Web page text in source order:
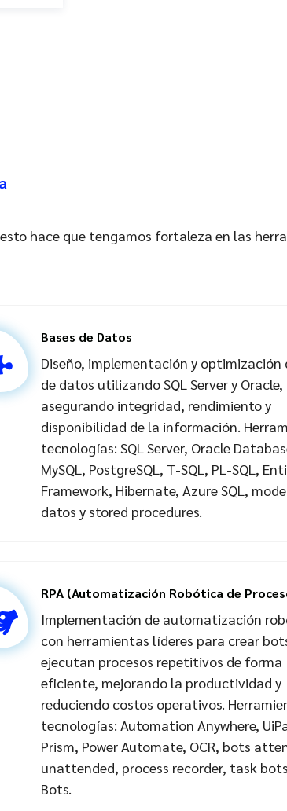
hace que tengamos fortaleza en las
Bases de Datos
Diseño, implementación y optimización
de datos utilizando SQL Server y Oracle,
asegurando integridad, rendimiento y
disponibilidad de la información.
tecnologías: SQL Server, Oracle
MySQL, PostgreSQL, T-SQL, PL-SQL,
Framework, Hibernate, Azure SQL,
datos y stored procedures.
RPA (Automatización Robótica de
Implementación de automatización
con herramientas líderes para crear
ejecutan procesos repetitivos de forma
eficiente, mejorando la productividad y
reduciendo costos operativos.
tecnologías: Automation Anywhere,
Prism, Power Automate, OCR, bots
unattended, process recorder, task
Bots.